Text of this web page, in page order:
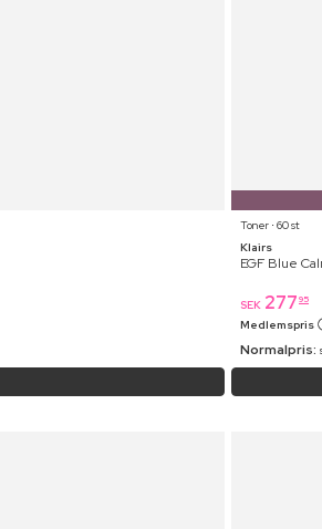
Toner ⋅ 60 st
Klairs
EGF Blue
SEK 277 95
Medlemspris
Normalpris: